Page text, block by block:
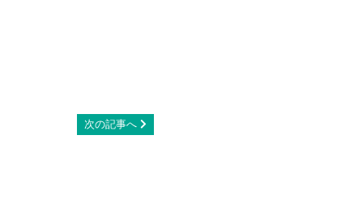
次の記事へ